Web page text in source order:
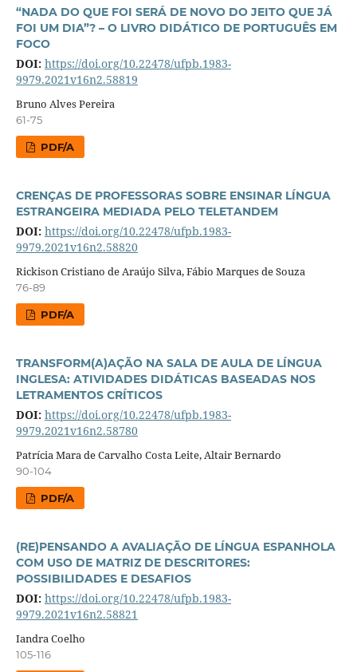
“NADA DO QUE FOI SERÁ DE NOVO DO JEITO QUE JÁ
FOI UM DIA”? – O LIVRO DIDÁTICO DE PORTUGUÊS EM
FOCO
DOI: https://doi.org/10.22478/ufpb.1983-
9979.2021v16n2.58819
Bruno Alves Pereira
61-75
PDF/A
CRENÇAS DE PROFESSORAS SOBRE ENSINAR LÍNGUA
ESTRANGEIRA MEDIADA PELO TELETANDEM
DOI: https://doi.org/10.22478/ufpb.1983-
9979.2021v16n2.58820
Rickison Cristiano de Araújo Silva, Fábio Marques de Souza
76-89
PDF/A
TRANSFORM(A)AÇÃO NA SALA DE AULA DE LÍNGUA
INGLESA: ATIVIDADES DIDÁTICAS BASEADAS NOS
LETRAMENTOS CRÍTICOS
DOI: https://doi.org/10.22478/ufpb.1983-
9979.2021v16n2.58780
Patrícia Mara de Carvalho Costa Leite, Altair Bernardo
90-104
PDF/A
(RE)PENSANDO A AVALIAÇÃO DE LÍNGUA ESPANHOLA
COM USO DE MATRIZ DE DESCRITORES:
POSSIBILIDADES E DESAFIOS
DOI: https://doi.org/10.22478/ufpb.1983-
9979.2021v16n2.58821
Iandra Coelho
105-116